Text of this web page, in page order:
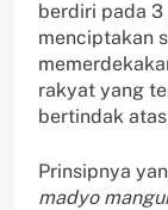
berdiri pada 3
menciptakan
rakyat yang
bertindak
Prinsipnya
madyo